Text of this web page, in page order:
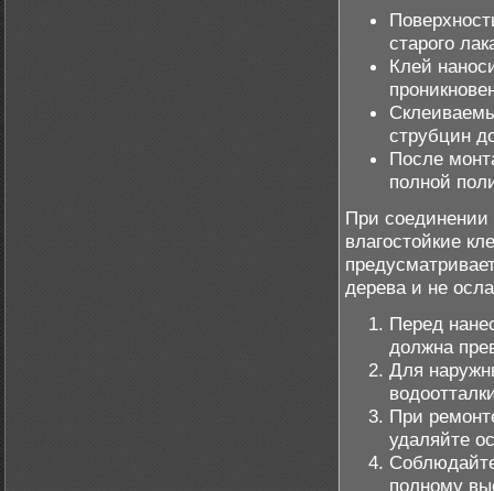
старого
Клей
струбцин
После
полной
При
влагостойкие
дерева и не
Перед
должна
Для
При
удаляйте
полному